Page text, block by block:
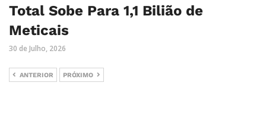
Total Sobe Para 1,1 Bilião de
Meticais
30 de Julho, 2026
ANTERIOR PRÓXIMO